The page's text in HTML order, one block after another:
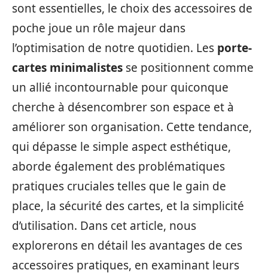
sont essentielles, le choix des accessoires de
poche joue un rôle majeur dans
l’optimisation de notre quotidien. Les porte-
cartes minimalistes se positionnent comme
un allié incontournable pour quiconque
cherche à désencombrer son espace et à
améliorer son organisation. Cette tendance,
qui dépasse le simple aspect esthétique,
aborde également des problématiques
pratiques cruciales telles que le gain de
place, la sécurité des cartes, et la simplicité
d’utilisation. Dans cet article, nous
explorerons en détail les avantages de ces
accessoires pratiques, en examinant leurs